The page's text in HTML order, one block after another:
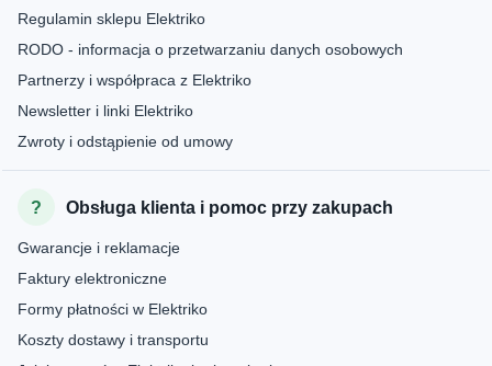
Regulamin sklepu Elektriko
RODO - informacja o przetwarzaniu danych osobowych
Partnerzy i współpraca z Elektriko
Newsletter i linki Elektriko
Zwroty i odstąpienie od umowy
Obsługa klienta i pomoc przy zakupach
Gwarancje i reklamacje
Faktury elektroniczne
Formy płatności w Elektriko
Koszty dostawy i transportu